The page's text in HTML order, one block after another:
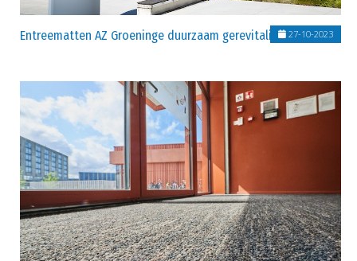
Entreematten AZ Groeninge duurzaam gerevitaliseerd27-10-2023